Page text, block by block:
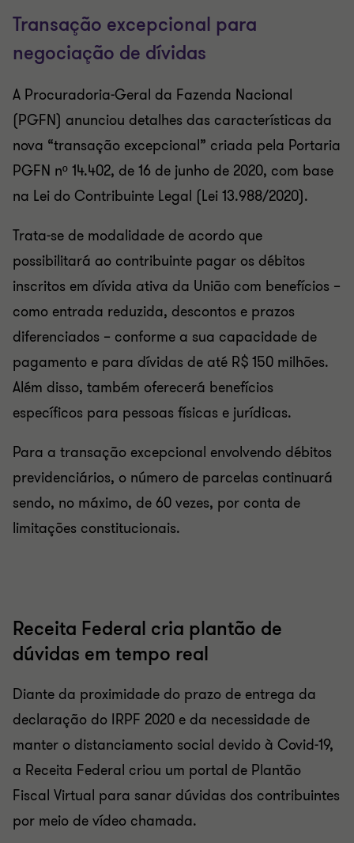
Transação excepcional para
negociação de dívidas
A Procuradoria-Geral da Fazenda Nacional
(PGFN) anunciou detalhes das características da
nova “transação excepcional” criada pela Portaria
PGFN nº 14.402, de 16 de junho de 2020, com base
na Lei do Contribuinte Legal (Lei 13.988/2020).
Trata-se de modalidade de acordo que
possibilitará ao contribuinte pagar os débitos
inscritos em dívida ativa da União com benefícios –
como entrada reduzida, descontos e prazos
diferenciados – conforme a sua capacidade de
pagamento e para dívidas de até R$ 150 milhões.
Além disso, também oferecerá benefícios
específicos para pessoas físicas e jurídicas.
Para a transação excepcional envolvendo débitos
previdenciários, o número de parcelas continuará
sendo, no máximo, de 60 vezes, por conta de
limitações constitucionais.
Receita Federal cria plantão de
dúvidas em tempo real
Diante da proximidade do prazo de entrega da
declaração do IRPF 2020 e da necessidade de
manter o distanciamento social devido à Covid-19,
a Receita Federal criou um portal de Plantão
Fiscal Virtual para sanar dúvidas dos contribuintes
por meio de vídeo chamada.